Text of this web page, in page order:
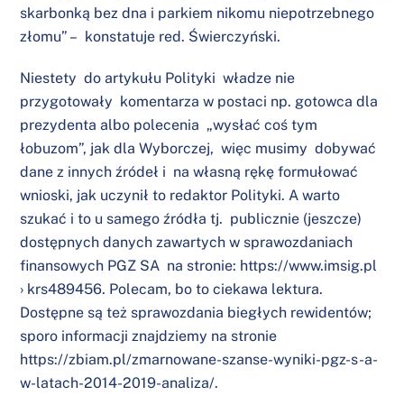
skarbonką bez dna i parkiem nikomu niepotrzebnego
złomu” – konstatuje red. Świerczyński.
Niestety do artykułu Polityki władze nie
przygotowały komentarza w postaci np. gotowca dla
prezydenta albo polecenia „wysłać coś tym
łobuzom”, jak dla Wyborczej, więc musimy dobywać
dane z innych źródeł i na własną rękę formułować
wnioski, jak uczynił to redaktor Polityki. A warto
szukać i to u samego źródła tj. publicznie (jeszcze)
dostępnych danych zawartych w sprawozdaniach
finansowych PGZ SA na stronie: https://www.imsig.pl
› krs489456. Polecam, bo to ciekawa lektura.
Dostępne są też sprawozdania biegłych rewidentów;
sporo informacji znajdziemy na stronie
https://zbiam.pl/zmarnowane-szanse-wyniki-pgz-s-a-
w-latach-2014-2019-analiza/.